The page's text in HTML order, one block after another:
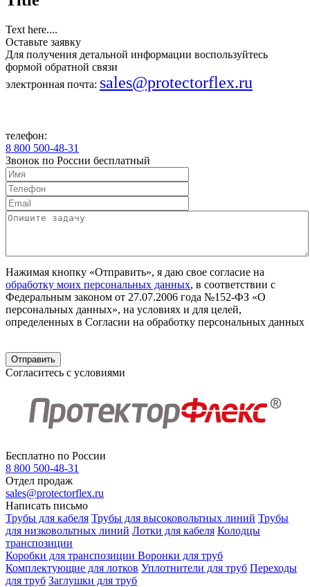
Text here....
Оставьте заявку
Для получения детальной информации воспользуйтесь
формой обратной связи
электронная почта: sales@protectorflex.ru
телефон:
8 800 500-48-31
Звонок по России бесплатный
Нажимая кнопку «Отправить», я даю свое согласие на
обработку моих персональных данных, в соответствии с
Федеральным законом от 27.07.2006 года №152-ФЗ «О
персональных данных», на условиях и для целей,
определенных в Согласии на обработку персональных данных
Согласитесь с условиями
Бесплатно по России
8 800 500-48-31
Отдел продаж
sales@protectorflex.ru
Написать письмо
Трубы для кабеля Трубы для высоковольтных линий Трубы
для низковольтных линий Лотки для кабеля Колодцы
транспозиции
Коробки для транспозиции Воронки для труб
Комплектующие для лотков Уплотнители для труб Переходы
для труб Заглушки для труб